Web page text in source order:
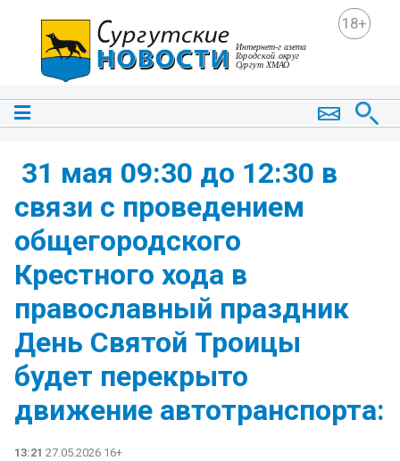
18+
️ 31 мая 09:30 до 12:30 в
связи с проведением
общегородского
Крестного хода в
православный праздник
День Святой Троицы
будет перекрыто
движение автотранспорта:
13:21 27.05.2026 16+